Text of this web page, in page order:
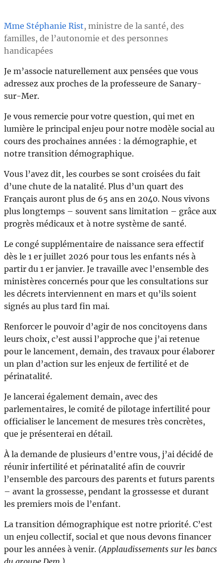
Mme Stéphanie Rist, ministre de la santé, des
familles, de l’autonomie et des personnes
handicapées
Je m’associe naturellement aux pensées que vous
adressez aux proches de la professeure de Sanary-
sur-Mer.
Je vous remercie pour votre question, qui met en
lumière le principal enjeu pour notre modèle social au
cours des prochaines années : la démographie, et
notre transition démographique.
Vous l’avez dit, les courbes se sont croisées du fait
d’une chute de la natalité. Plus d’un quart des
Français auront plus de 65 ans en 2040. Nous vivons
plus longtemps – souvent sans limitation – grâce aux
progrès médicaux et à notre système de santé.
Le congé supplémentaire de naissance sera effectif
dès le 1 er juillet 2026 pour tous les enfants nés à
partir du 1 er janvier. Je travaille avec l’ensemble des
ministères concernés pour que les consultations sur
les décrets interviennent en mars et qu’ils soient
signés au plus tard fin mai.
Renforcer le pouvoir d’agir de nos concitoyens dans
leurs choix, c’est aussi l’approche que j’ai retenue
pour le lancement, demain, des travaux pour élaborer
un plan d’action sur les enjeux de fertilité et de
périnatalité.
Je lancerai également demain, avec des
parlementaires, le comité de pilotage infertilité pour
officialiser le lancement de mesures très concrètes,
que je présenterai en détail.
À la demande de plusieurs d’entre vous, j’ai décidé de
réunir infertilité et périnatalité afin de couvrir
l’ensemble des parcours des parents et futurs parents
– avant la grossesse, pendant la grossesse et durant
les premiers mois de l’enfant.
La transition démographique est notre priorité. C’est
un enjeu collectif, social et que nous devons financer
pour les années à venir. (Applaudissements sur les bancs